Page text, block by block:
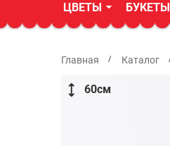
ЦВЕТЫ БУКЕТЫ
Главная Каталог
60см